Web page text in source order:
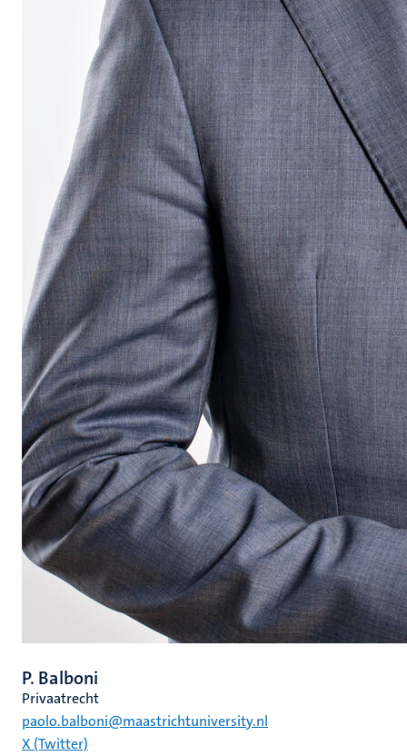
P. Balboni
Privaatrecht
paolo.balboni@maastrichtuniversity.nl
X (Twitter)